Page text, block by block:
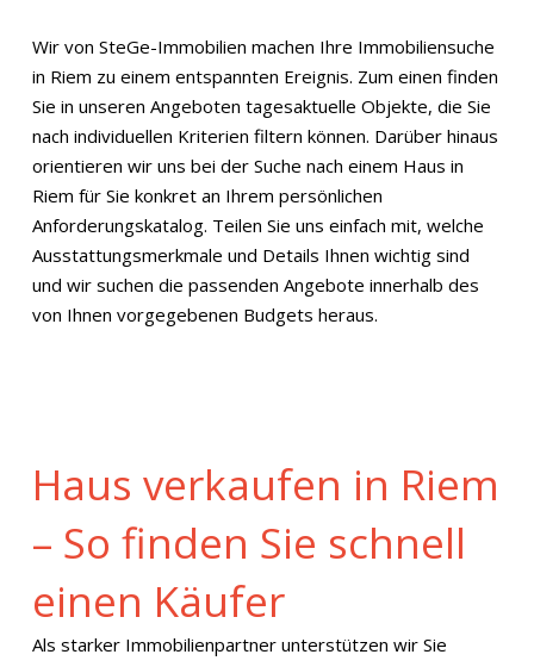
Wir von SteGe-Immobilien machen Ihre Immobiliensuche
in Riem zu einem entspannten Ereignis. Zum einen finden
Sie in unseren Angeboten tagesaktuelle Objekte, die Sie
nach individuellen Kriterien filtern können. Darüber hinaus
orientieren wir uns bei der Suche nach einem Haus in
Riem für Sie konkret an Ihrem persönlichen
Anforderungskatalog. Teilen Sie uns einfach mit, welche
Ausstattungsmerkmale und Details Ihnen wichtig sind
und wir suchen die passenden Angebote innerhalb des
von Ihnen vorgegebenen Budgets heraus.
Haus verkaufen in Riem
– So finden Sie schnell
einen Käufer
Als starker Immobilienpartner unterstützen wir Sie